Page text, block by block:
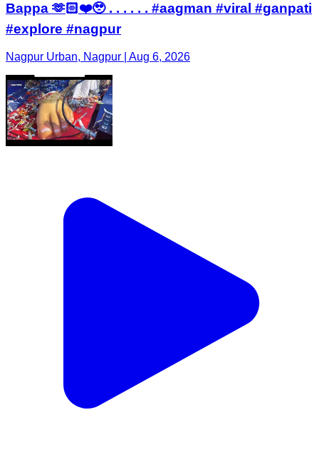
Bappa 🫶🏻❤️🥹 . . . . . . #aagman #viral #ganpati
#explore #nagpur
Nagpur Urban, Nagpur | Aug 6, 2026